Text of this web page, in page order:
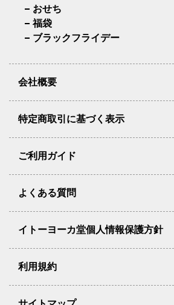
おせち
福袋
ブラックフライデー
会社概要
特定商取引に基づく表示
ご利用ガイド
よくある質問
イトーヨーカ堂個人情報保護方針
利用規約